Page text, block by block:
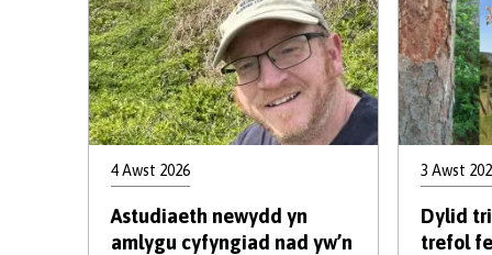
4 Awst 2026
Astudiaeth newydd yn
amlygu cyfyngiad nad yw’n
3 Awst
Dylid
trefol